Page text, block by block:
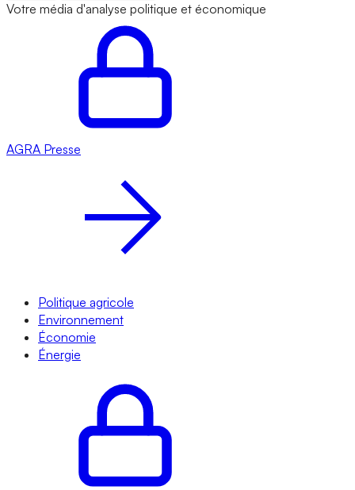
Votre média d'analyse politique et économique
AGRA Presse
Politique agricole
Environnement
Économie
Énergie